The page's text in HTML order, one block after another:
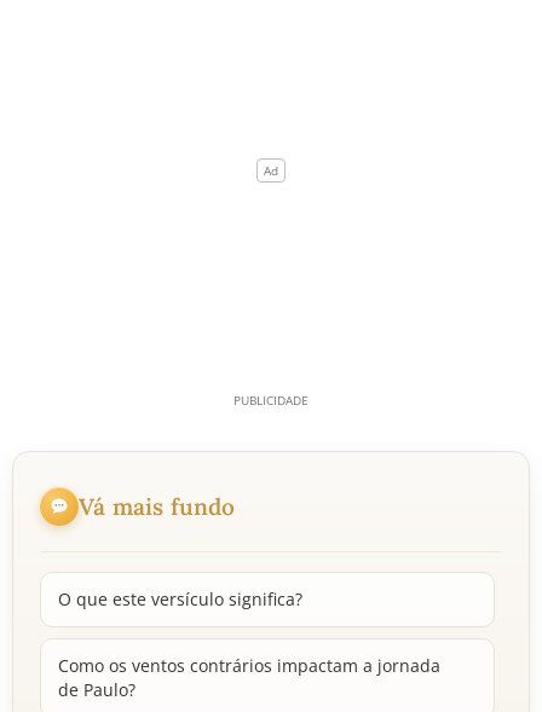
Vá mais fundo
O que este versículo significa?
Como os ventos contrários impactam a jornada
de Paulo?